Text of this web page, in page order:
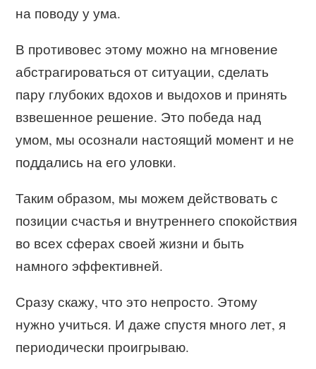
на поводу у ума.
В противовес этому можно на мгновение
абстрагироваться от ситуации, сделать
пару глубоких вдохов и выдохов и принять
взвешенное решение. Это победа над
умом, мы осознали настоящий момент и не
поддались на его уловки.
Таким образом, мы можем действовать с
позиции счастья и внутреннего спокойствия
во всех сферах своей жизни и быть
намного эффективней.
Сразу скажу, что это непросто. Этому
нужно учиться. И даже спустя много лет, я
периодически проигрываю.